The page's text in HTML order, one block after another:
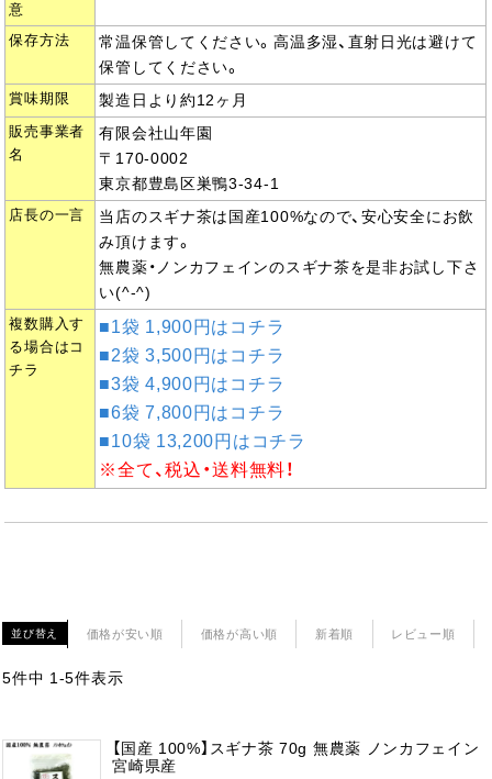
意
保存方法
常温保管してください。高温多湿、直射日光は避けて
保管してください。
賞味期限 製造日より約12ヶ月
販売事業者
名
有限会社山年園
〒170-0002
東京都豊島区巣鴨3-34-1
店長の一言
当店のスギナ茶は国産100%なので、安心安全にお飲
み頂けます。
無農薬・ノンカフェインのスギナ茶を是非お試し下さ
い(^-^)
複数購入す
る場合はコ
チラ
■1袋 1,900円はコチラ
■2袋 3,500円はコチラ
■3袋 4,900円はコチラ
■6袋 7,800円はコチラ
■10袋 13,200円はコチラ
※全て、税込・送料無料！
並び替え 価格が安い順 価格が高い順 新着順 レビュー順
5件中 1 -5件表示
【国産 100%】スギナ茶 70g 無農薬 ノンカフェイン
宮崎県産